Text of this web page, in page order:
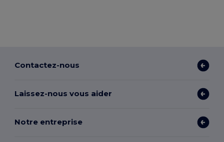
Contactez-nous
Laissez-nous vous aider
Notre entreprise